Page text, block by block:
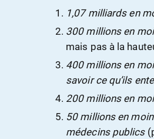
1,07 milliards en
300 millions en
mais pas à la
400 millions en
savoir ce qu’ils
200 millions en
50 millions en
médecins publics